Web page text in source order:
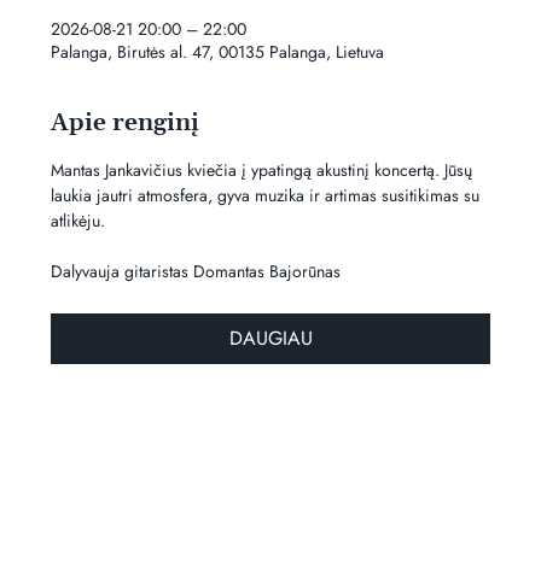
2026-08-21 20:00 – 22:00
Palanga, Birutės al. 47, 00135 Palanga, Lietuva
Apie renginį
Mantas Jankavičius kviečia į ypatingą akustinį koncertą. Jūsų
laukia jautri atmosfera, gyva muzika ir artimas susitikimas su
atlikėju.
Dalyvauja gitaristas Domantas Bajorūnas
DAUGIAU